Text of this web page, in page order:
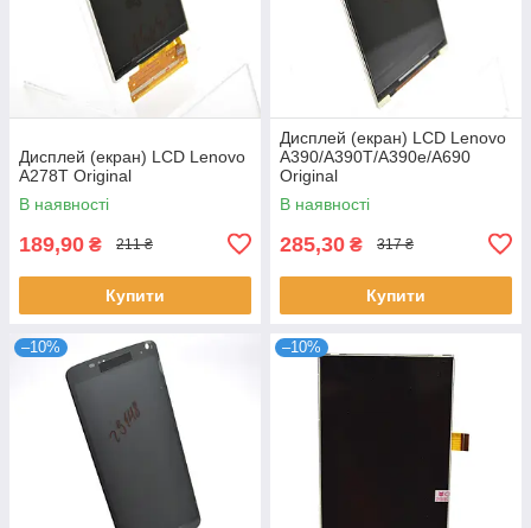
Дисплей (екран) LCD Lenovo
A278T Original
В наявності
189,90 ₴ 211 ₴
Купити
Дисплей (екран) LCD Lenovo
A390/A390T/A390e/A690
Original
В наявності
285,30 ₴ 317 ₴
Купити
–10% –10%